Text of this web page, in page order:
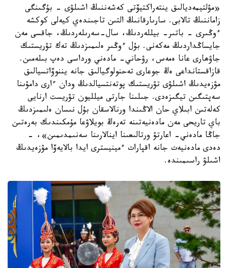
«مۋلتيمەديالىق ينتەراكتيۆتى كەشەننىڭ اشىلۋى - بۇگىنگى
زاماننىڭ تالابى. سارىارقانىڭ التىن تاجىندەي كيەلى كوكشە
ءوڭىرى - باتىر- بيللەردىڭ، سال-سەرىلەردىڭ، جاقسى مەن
جايساڭداردىڭ مەكەنى. بۇل ءوڭىر ەلىمىزدىڭ تەك تۋريستىك
جاۋھارى عانا ەمەس، رۋحاني- مادەني ورداسى دەپ بىلەمىن.
قازاقستانداعى ەڭ جوعارى تەحنولوگيالىق جانە يننوۆاتسيالىق
مۋزەيدىڭ اشىلۋى تۋريستىك پوتەنتسيالدىڭ ودان ءارى دامۋىنا
سەپتىگىن تيگىزەدى. جىلىنا جارتى ميلليون تۋريست ارنايى
كەلەتىن ابىلاي حان الاڭىندا ورنالاسقان بۇل نىسان ەلىمىزدىڭ
باي تاريحى مەن مادەنيەتىنە تەرەڭ بويلاۋعا مۇمكىندىك بەرەتىن
جاڭا مادەني- اعارتۋ ورتالىعىنا اينالارىنا سەنىمدىمىن»، -
دەدى مادەنيەت جانە اقپارات ءمينيسترى ايدا بالايەۆا مۋزەيدىڭ
اشىلۋ راسىمىندە.